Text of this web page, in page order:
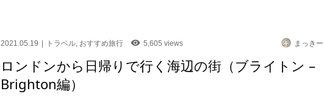
2021.05.19 トラベル, おすすめ旅行 5,605 views まっきー
ロンドンから日帰りで行く海辺の街（ブライトン –
Brighton編）